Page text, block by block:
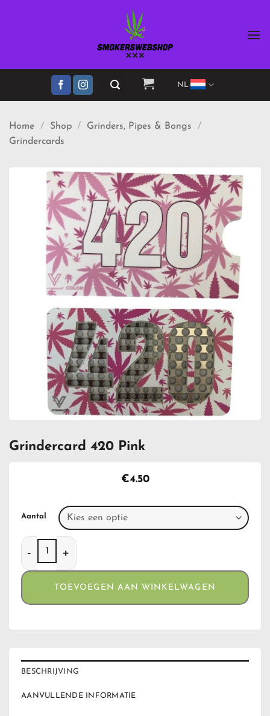
NL
Home / Shop / Grinders, Pipes & Bongs
/
Grindercards
Grindercard 420 Pink
€4.50
Aantal
Grindercard 420 Pink aantal
TOEVOEGEN AAN WINKELWAGEN
BESCHRIJVING
AANVULLENDE INFORMATIE